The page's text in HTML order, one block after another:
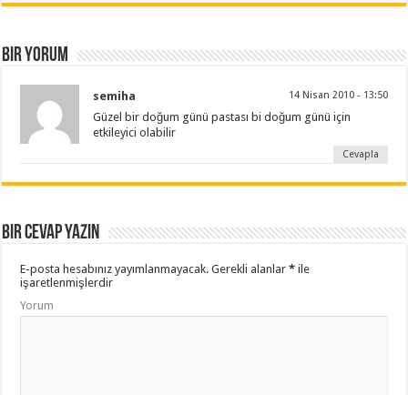
Bir yorum
semiha 14 Nisan 2010 - 13:50
Güzel bir doğum günü pastası bi doğum günü için
etkileyici olabilir
Cevapla
Bir cevap yazın
E-posta hesabınız yayımlanmayacak. Gerekli alanlar* ile
işaretlenmişlerdir
Yorum